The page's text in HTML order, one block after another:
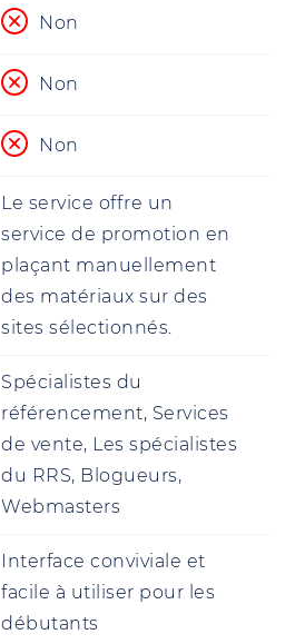
Non
Non
Non
Le service offre un
service de promotion en
plaçant manuellement
des matériaux sur des
sites sélectionnés.
Spécialistes du
référencement, Services
de vente, Les spécialistes
du RRS, Blogueurs,
Webmasters
Interface conviviale et
facile à utiliser pour les
débutants